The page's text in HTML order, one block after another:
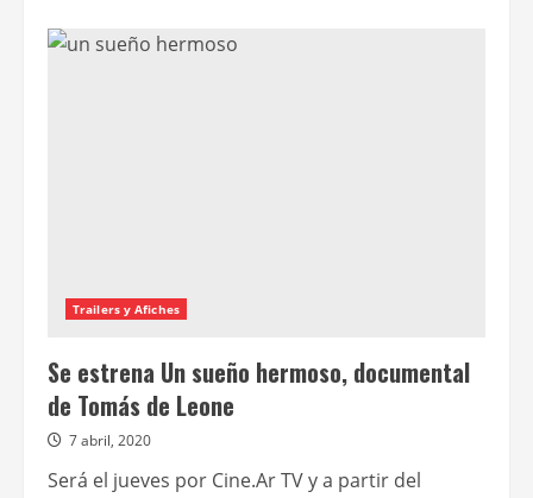
Un
sueño
Trailers y Afiches
Se estrena Un sueño hermoso, documental
de Tomás de Leone
7 abril, 2020
Será el jueves por Cine.Ar TV y a partir del